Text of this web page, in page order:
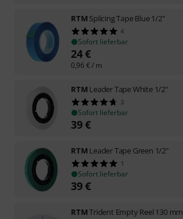
RTM Splicing Tape Blue 1/2"
4
Sofort lieferbar
24€
0,96 €/ m
RTM Leader Tape White 1/2"
3
Sofort lieferbar
39€
RTM Leader Tape Green 1/2"
1
Sofort lieferbar
39€
RTMTrident Empty Reel 130 mm